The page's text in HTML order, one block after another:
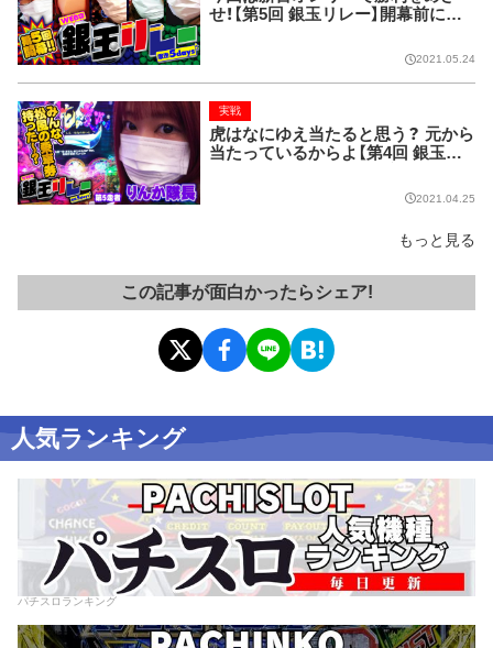
せ！【第5回 銀玉リレー】開幕前に前
2021.05.24
虎はなにゆえ当たると思う？ 元から
当たっているからよ【第4回 銀玉リ
実戦
2021.04.25
もっと見る
この記事が面白かったらシェア!
人気ランキング
パチスロランキング